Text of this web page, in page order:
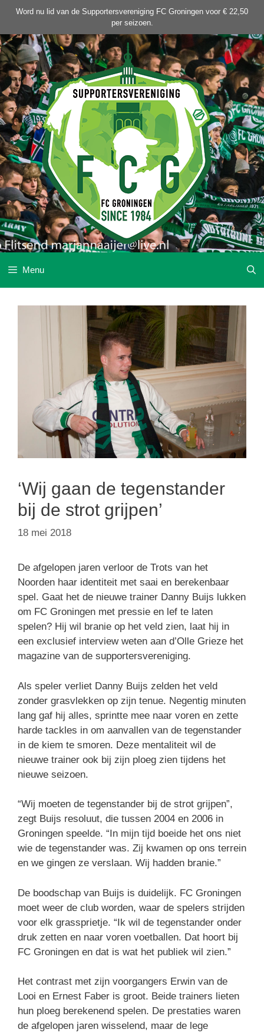
de
inhoud
Word nu lid van de Supportersvereniging FC Groningen voor € 22,50
per seizoen.
Menu
‘Wij gaan de tegenstander
bij de strot grijpen’
18 mei 2018
De afgelopen jaren verloor de Trots van het
Noorden haar identiteit met saai en berekenbaar
spel. Gaat het de nieuwe trainer Danny Buijs lukken
om FC Groningen met pressie en lef te laten
spelen? Hij wil branie op het veld zien, laat hij in
een exclusief interview weten aan d’Olle Grieze het
magazine van de supportersvereniging.
Als speler verliet Danny Buijs zelden het veld
zonder grasvlekken op zijn tenue. Negentig minuten
lang gaf hij alles, sprintte mee naar voren en zette
harde tackles in om aanvallen van de tegenstander
in de kiem te smoren. Deze mentaliteit wil de
nieuwe trainer ook bij zijn ploeg zien tijdens het
nieuwe seizoen.
“Wij moeten de tegenstander bij de strot grijpen”,
zegt Buijs resoluut, die tussen 2004 en 2006 in
Groningen speelde. “In mijn tijd boeide het ons niet
wie de tegenstander was. Zij kwamen op ons terrein
en we gingen ze verslaan. Wij hadden branie.”
De boodschap van Buijs is duidelijk. FC Groningen
moet weer de club worden, waar de spelers strijden
voor elk grassprietje. “Ik wil de tegenstander onder
druk zetten en naar voren voetballen. Dat hoort bij
FC Groningen en dat is wat het publiek wil zien.”
Het contrast met zijn voorgangers Erwin van de
Looi en Ernest Faber is groot. Beide trainers lieten
hun ploeg berekenend spelen. De prestaties waren
de afgelopen jaren wisselend, maar de lege